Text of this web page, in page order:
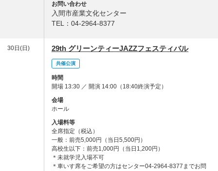
お問い合わせ
入間市産業文化センター
TEL：04-2964-8377
30日(日) 29th グリーンティーJAZZフェスティバル
共催公演
時間
開場 13:30 ／ 開演 14:00（18:40終演予定）
会場
ホール
入場料等
全席指定（税込）
一般：前売5,000円（当日5,500円）
高校生以下：前売1,000円（当日1,200円）
＊未就学児入場不可
＊車いす席をご希望の方はセンター04-2964-8377までお問